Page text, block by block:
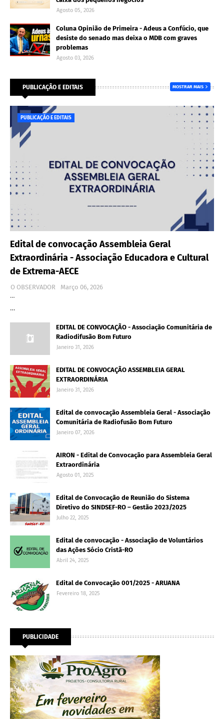
Agosto 05, 2026
Coluna Opinião de Primeira - Adeus a Confúcio, que
desiste do senado mas deixa o MDB com graves
problemas
Agosto 03, 2026
PUBLICAÇÃO E EDITAIS MOSTRAR MAIS
PUBLICAÇÃO E EDITAIS
Edital de convocação Assembleia Geral
Extraordinária - Associação Educadora e Cultural
de Extrema-AECE
O OBSERVADOR
Março 06, 2026
…
…
EDITAL DE CONVOCAÇÃO - Associação Comunitária de
Radiodifusão Bom Futuro
Janeiro 31, 2026
EDITAL DE CONVOCAÇÃO ASSEMBLEIA GERAL
EXTRAORDINÁRIA
Janeiro 31, 2026
Edital de convocação Assembleia Geral - Associação
Comunitária de Radiofusão Bom Futuro
Janeiro 07, 2026
AIRON - Edital de Convocação para Assembleia Geral
Extraordinária
Agosto 01, 2025
Edital de Convocação de Reunião do Sistema
Diretivo do SINDSEF-RO – Gestão 2023/2025
Julho 22, 2025
Edital de convocação - Associação de Voluntários
das Ações Sócio Cristã-RO
Abril 24, 2025
Edital de Convocação 001/2025 - ARUANA
Fevereiro 18, 2025
PUBLICIDADE